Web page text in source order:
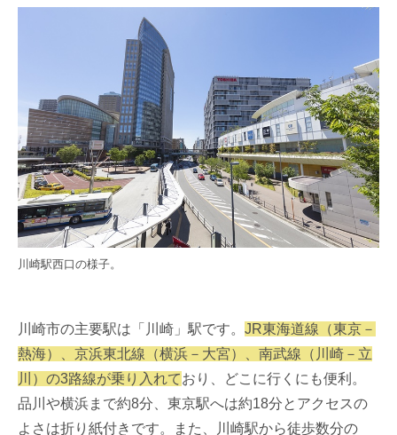
川崎駅西口の様子。
川崎市の主要駅は「川崎」駅です。 JR東海道線（東京－
熱海）、京浜東北線（横浜－大宮）、南武線（川崎－立
川）の3路線が乗り入れており、どこに行くにも便利。
品川や横浜まで約8分、東京駅へは約18分とアクセスの
よさは折り紙付きです。また、川崎駅から徒歩数分の